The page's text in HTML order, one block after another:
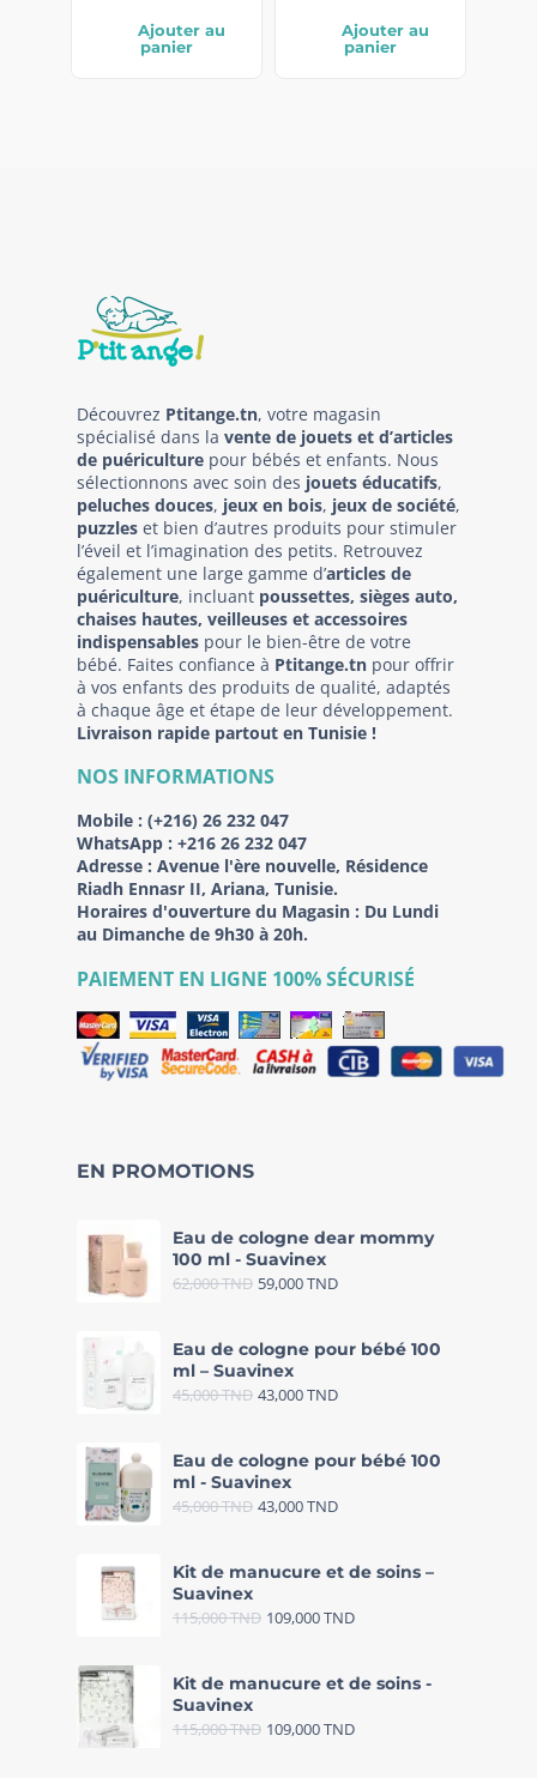
Ajouter au
panier
Ajouter au
panier
Découvrez Ptitange.tn, votre magasin
spécialisé dans la vente de jouets et d’articles
de puériculture pour bébés et enfants. Nous
sélectionnons avec soin des jouets éducatifs,
peluches douces, jeux en bois, jeux de société,
puzzles et bien d’autres produits pour stimuler
l’éveil et l’imagination des petits. Retrouvez
également une large gamme d’articles de
puériculture, incluant poussettes, sièges auto,
chaises hautes, veilleuses et accessoires
indispensables pour le bien-être de votre
bébé. Faites confiance à Ptitange.tn pour offrir
à vos enfants des produits de qualité, adaptés
à chaque âge et étape de leur développement.
Livraison rapide partout en Tunisie !
NOS INFORMATIONS
Mobile : (+216) 26 232 047
WhatsApp : +216 26 232 047
Adresse : Avenue l'ère nouvelle, Résidence
Riadh Ennasr II, Ariana, Tunisie.
Horaires d'ouverture du Magasin : Du Lundi
au Dimanche de 9h30 à 20h.
PAIEMENT EN LIGNE 100% SÉCURISÉ
EN PROMOTIONS
Eau de cologne dear mommy
100 ml - Suavinex
62,000TND 59,000TND
Eau de cologne pour bébé 100
ml – Suavinex
45,000TND 43,000TND
Eau de cologne pour bébé 100
ml - Suavinex
45,000TND 43,000TND
Kit de manucure et de soins –
Suavinex
115,000TND 109,000TND
Kit de manucure et de soins -
Suavinex
115,000TND 109,000TND